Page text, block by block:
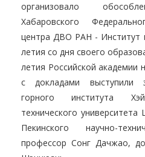
организовало
Хабаровского
центра ДВО РАН - Институт
летия со дня своего
летия Российской академии
с докладами выступили
горного института
технического
Пекинского научно-
профессор Сонг Дачжао,